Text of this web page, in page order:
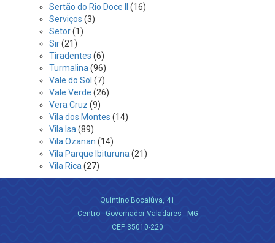
Sertão do Rio Doce II
(16)
Serviços (3)
Setor(1)
Sir(21)
Tiradentes (6)
Turmalina (96)
Vale do Sol (7)
Vale Verde (26)
Vera Cruz (9)
Vila dos Montes (14)
Vila Isa (89)
Vila Ozanan (14)
Vila Parque Ibituruna (21)
Vila Rica (27)
Quintino Bocaiúva, 41
Centro - Governador Valadares - MG
CEP 35010-220